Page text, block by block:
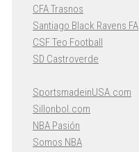
CFA Trasnos
Santiago Black Ravens FA
CSF Teo Football
SD Castroverde
SportsmadeinUSA.com
Sillonbol.com
NBA Pasión
Somos NBA